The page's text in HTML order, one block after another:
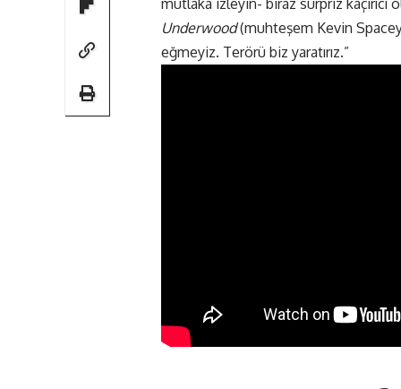
Underwood(muhteşem Kevin
eğmeyiz. Terörü biz yaratırız.”